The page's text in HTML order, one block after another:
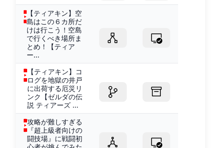
【ティアキン】空
島はこの６カ所だ
けは行こう！空島
で行くべき場所ま
とめ！【ティア
ー...
【ティアキン】コ
ログを地獄の井戸
に出荷する厄災リ
ンク【ゼルダの伝
説 ティアーズ ...
攻略が難しすぎる
『超上級者向けの
闘技場』に戦闘初